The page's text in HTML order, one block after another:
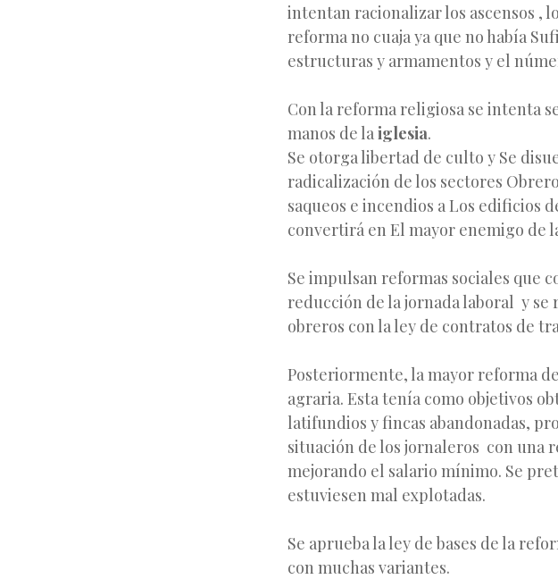
intentan racionalizar los ascensos ,
reforma no cuaja ya que no había
estructuras y armamentos y el
Con la reforma religiosa se intenta
manos de laiglesia.
Se otorga libertad de culto y Se
radicalización de los sectores
saqueos e incendios a Los edificios
convertirá en El mayor enemigo de
Se impulsan reformas sociales que
reducción de la jornada laboral y
obreros con la ley de contratos de
Posteriormente, la mayor reforma
agraria. Esta tenía como objetivos
latifundios y fincas abandonadas,
situación de los jornaleros con una
mejorando el salario mínimo. Se
estuviesen mal explotadas.
Se aprueba la ley de bases de la
con muchas variantes.